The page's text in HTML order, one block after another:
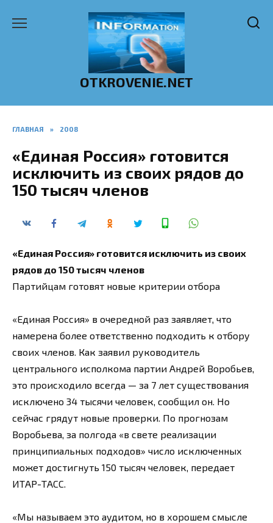
OTKROVENIE.NET
ГЛАВНАЯ » 2008
«Единая Россия» готовится
исключить из своих рядов до
150 тысяч членов
«Единая Россия» готовится исключить из своих
рядов до 150 тысяч членов
Партийцам готовят новые критерии отбора
«Единая Россия» в очередной раз заявляет, что
намерена более ответственно подходить к отбору
своих членов. Как заявил руководитель
центрального исполкома партии Андрей Воробьев,
это происходило всегда — за 7 лет существования
исключено 34 тысячи человек, сообщил он. Но
сейчас грядут новые проверки. По прогнозам
Воробьева, за полгода «в свете реализации
принципиальных подходов» число исключенных
может достигнуть 150 тысяч человек, передает
ИТАР-ТАСС.
«Мы называем это аудитом, но в хорошем смысле